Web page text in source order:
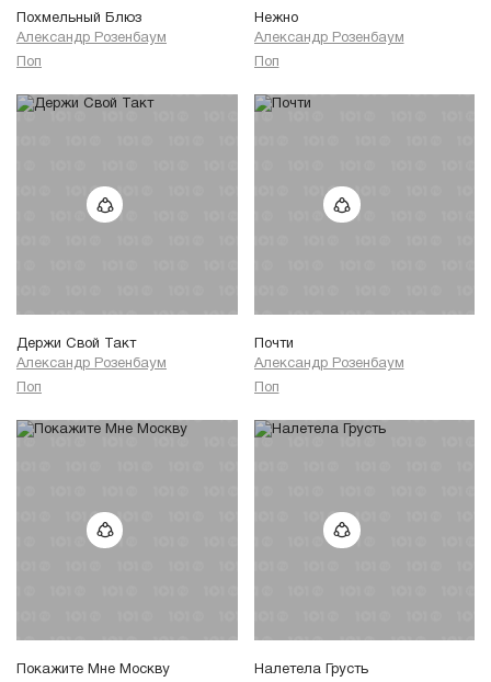
Похмельный Блюз
Александр Розенбаум
Поп
Нежно
Александр Розенбаум
Поп
Держи Свой Такт
Александр Розенбаум
Поп
Почти
Александр Розенбаум
Поп
Покажите Мне Москву
Налетела Грусть